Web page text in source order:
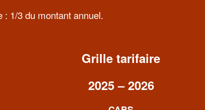
: 1/3 du montant annuel.
Grille tarifaire
2025 – 2026